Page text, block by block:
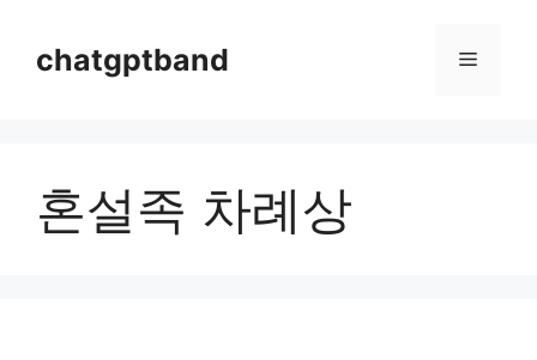
chatgptband 메
혼설족 차례상